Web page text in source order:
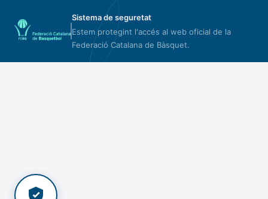
Sistema de seguretat
Estem protegint l'accés al web oficial de la
Federació Catalana de Bàsquet.